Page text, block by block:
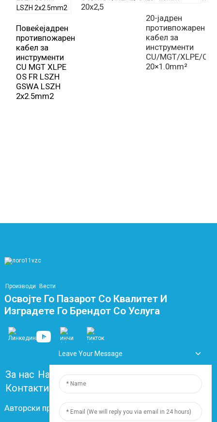
Повеќејадрен
противпожарен
кабел за
инструменти
CU MGT XLPE
OS FR LSZH
GSWA LSZH
2x2.5mm2
20х2,5
20-јадрен
противпожарен
кабел за
инструменти
CU/MGT/XLPE/
20×1.0mm²
Производи Вести
Освојте Го Пазарот Со Квалитет И
Изградете Го Брендот Со Услуга
За нас Најчесто поставувани прашања
Контактирајте не
Авторски права © 2024 Шангај Дингзун Електрик и
Leave Your Message